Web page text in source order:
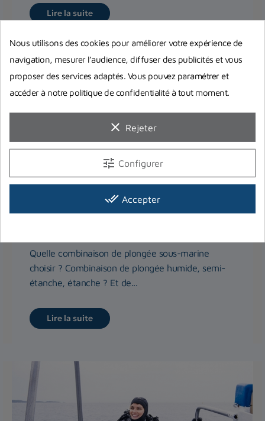
Lire la suite
Comment choisir sa combinaison de
Quelle combinaison de plongée sous-marine
choisir ? Combinaison de plongée humide, semi-
étanche, étanche ? Et de...
Lire la suite
Nous utilisons des cookies pour améliorer votre expérience de
navigation, mesurer l’audience, diffuser des publicités et vous
proposer des services adaptés. Vous pouvez paramétrer et
accéder à notre politique de confidentialité à tout moment.
clear Rejeter
tune Configurer
done_all Accepter